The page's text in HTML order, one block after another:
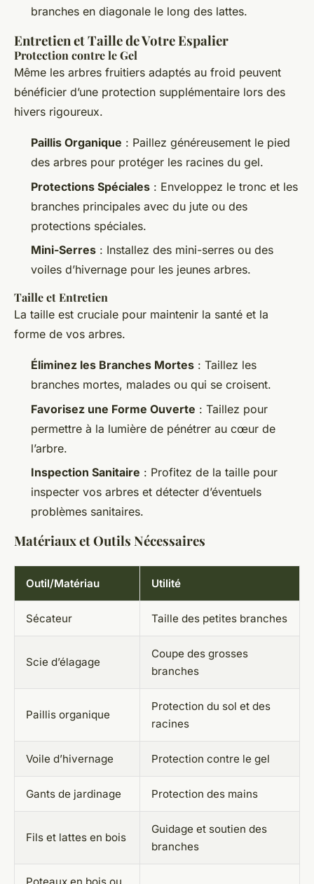
branches en diagonale le long des lattes.
Entretien et Taille de Votre Espalier
Protection contre le Gel
Même les arbres fruitiers adaptés au froid peuvent
bénéficier d’une protection supplémentaire lors des
hivers rigoureux.
Paillis Organique : Paillez généreusement le pied
des arbres pour protéger les racines du gel.
Protections Spéciales : Enveloppez le tronc et les
branches principales avec du jute ou des
protections spéciales.
Mini-Serres : Installez des mini-serres ou des
voiles d’hivernage pour les jeunes arbres.
Taille et Entretien
La taille est cruciale pour maintenir la santé et la
forme de vos arbres.
Éliminez les Branches Mortes : Taillez les
branches mortes, malades ou qui se croisent.
Favorisez une Forme Ouverte : Taillez pour
permettre à la lumière de pénétrer au cœur de
l’arbre.
Inspection Sanitaire : Profitez de la taille pour
inspecter vos arbres et détecter d’éventuels
problèmes sanitaires.
Matériaux et Outils Nécessaires
Outil/Matériau Utilité
Sécateur Taille des petites branches
Scie d’élagage
Coupe des grosses
branches
Paillis organique
Protection du sol et des
racines
Voile d’hivernage Protection contre le gel
Gants de jardinage Protection des mains
Fils et lattes en bois
Guidage et soutien des
branches